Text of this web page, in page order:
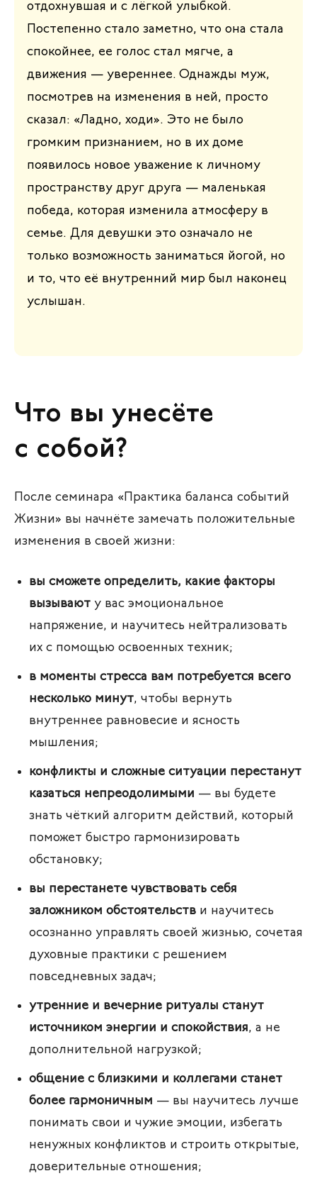
отдохнувшая и с лёгкой улыбкой.
Постепенно стало заметно, что она стала
спокойнее, ее голос стал мягче, а
движения — увереннее. Однажды муж,
посмотрев на изменения в ней, просто
сказал: «Ладно, ходи». Это не было
громким признанием, но в их доме
появилось новое уважение к личному
пространству друг друга — маленькая
победа, которая изменила атмосферу в
семье. Для девушки это означало не
только возможность заниматься йогой, но
и то, что её внутренний мир был наконец
услышан.
Что вы унесёте
с собой?
После семинара «Практика баланса событий
Жизни» вы начнёте замечать положительные
изменения в своей жизни:
вы сможете определить, какие факторы
вызывают у вас эмоциональное
напряжение, и научитесь нейтрализовать
их с помощью освоенных техник;
в моменты стресса вам потребуется всего
несколько минут, чтобы вернуть
внутреннее равновесие и ясность
мышления;
конфликты и сложные ситуации перестанут
казаться непреодолимыми — вы будете
знать чёткий алгоритм действий, который
поможет быстро гармонизировать
обстановку;
вы перестанете чувствовать себя
заложником обстоятельств и научитесь
осознанно управлять своей жизнью, сочетая
духовные практики с решением
повседневных задач;
утренние и вечерние ритуалы станут
источником энергии и спокойствия, а не
дополнительной нагрузкой;
общение с близкими и коллегами станет
более гармоничным — вы научитесь лучше
понимать свои и чужие эмоции, избегать
ненужных конфликтов и строить открытые,
доверительные отношения;